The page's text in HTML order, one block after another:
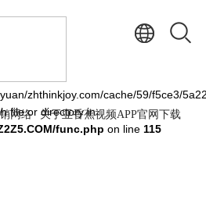
on line127
zhthinkjoy.com/cache/59/f5ce3/
file or directory in
func.php on line 115
网络 关于亚香蕉视频APP官网下载